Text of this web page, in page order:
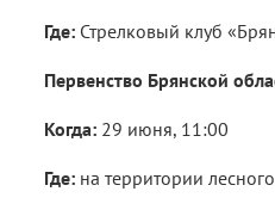
Где: Стрелковый клуб
Первенство Брянской
Когда: 29 июня, 11:00
Где: на территории